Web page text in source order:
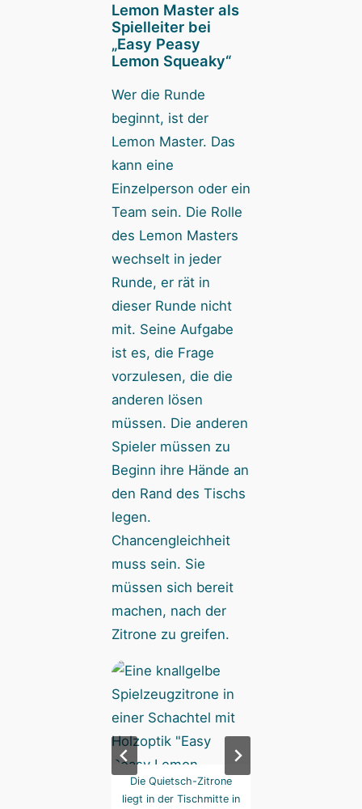
Lemon Master als
Spielleiter bei
„Easy Peasy
Lemon Squeaky“
Wer die Runde
beginnt, ist der
Lemon Master. Das
kann eine
Einzelperson oder ein
Team sein. Die Rolle
des Lemon Masters
wechselt in jeder
Runde, er rät in
dieser Runde nicht
mit. Seine Aufgabe
ist es, die Frage
vorzulesen, die die
anderen lösen
müssen. Die anderen
Spieler müssen zu
Beginn ihre Hände an
den Rand des Tischs
legen.
Chancengleichheit
muss sein. Sie
müssen sich bereit
machen, nach der
Zitrone zu greifen.
Die Quietsch-Zitrone
liegt in der Tischmitte in